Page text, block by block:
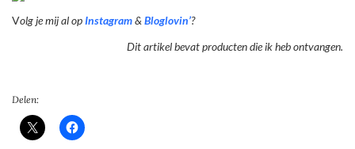
Volg je mij al opInstagram& Bloglovin’?
Dit artikel bevat producten die ik heb ontvangen.
Delen: